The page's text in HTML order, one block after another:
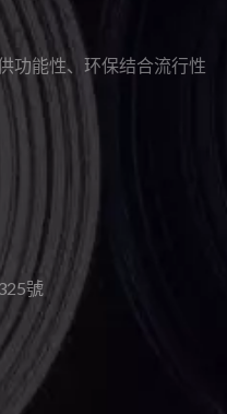
功能性、环保结合流行性
號